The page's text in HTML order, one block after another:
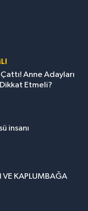
Anne Adayları
Etmeli?
insanı
VE KAPLUMBAĞA